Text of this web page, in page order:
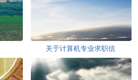
关于计算机专业求职信